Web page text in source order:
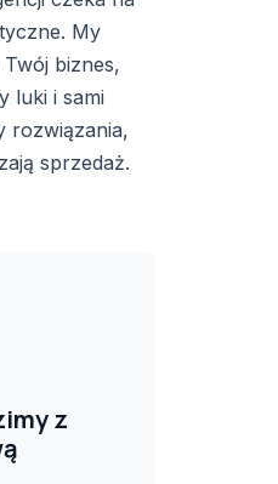
My
biznes,
luki i sami
rozwiązania,
sprzedaż.
z